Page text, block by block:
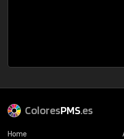
ColoresPMS.es
Home